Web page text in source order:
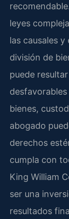
leyes
las causales y
división de
puede
bienes,
abogado
derechos
cumpla con
King William
ser una
resultados